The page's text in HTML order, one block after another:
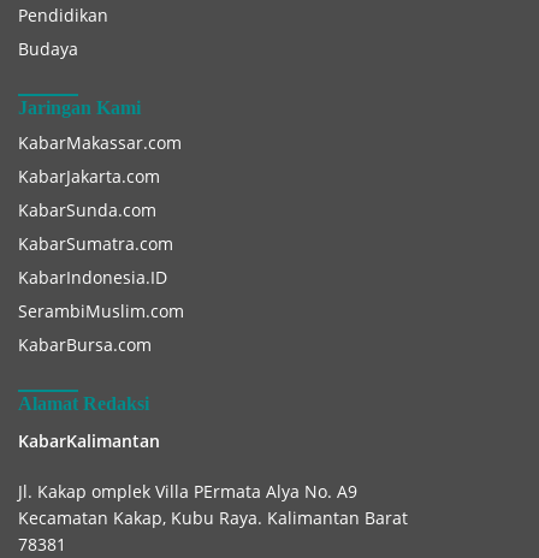
Pendidikan
Budaya
Jaringan Kami
KabarMakassar.com
KabarJakarta.com
KabarSunda.com
KabarSumatra.com
KabarIndonesia.ID
SerambiMuslim.com
KabarBursa.com
Alamat Redaksi
KabarKalimantan
Jl. Kakap omplek Villa PErmata Alya No. A9
Kecamatan Kakap, Kubu Raya. Kalimantan Barat
78381